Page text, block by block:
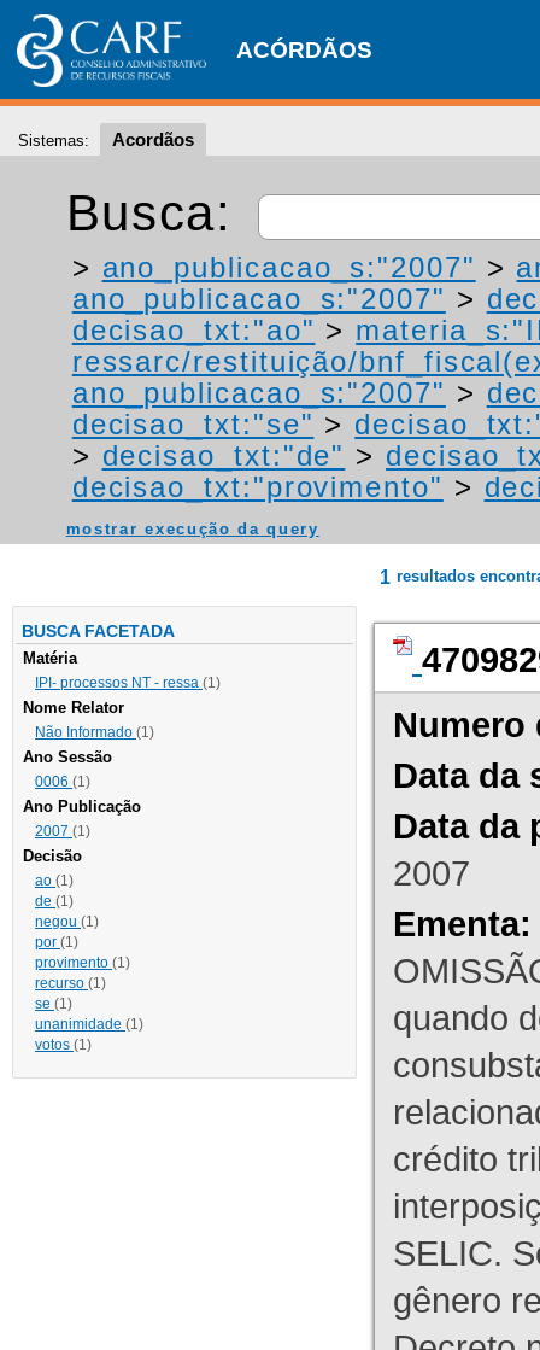
ACÓRDÃOS
Sistemas: Acordãos
Busca:
> ano_publicacao_s:"2007" >
ano_publicacao_s:"2007" >
decisao_txt:"ao" >
ressarc/restituição/
ano_publicacao_s:"2007" >
decisao_txt:"se" >
> decisao_txt:"de" >
decisao_txt:"provimento" >
mostrar execução da query
BUSCA FACETADA
Matéria
IPI- processos NT - ressa (1)
Nome Relator
Não Informado (1)
Ano Sessão
0006 (1)
Ano Publicação
2007 (1)
Decisão
ao (1)
de (1)
negou (1)
por (1)
provimento (1)
recurso (1)
se (1)
unanimidade (1)
votos (1)
1 resultados
Numero
Data da
Data da
2007
Ementa:
quando
crédito
SELIC.
gênero